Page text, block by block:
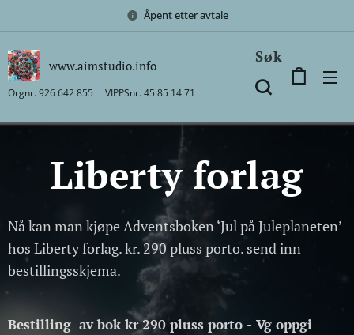
Åpent etter avtale
www.aimstudio.info
Orgnr. 926 642 855 VIPPSnr. 45 85 14 71
Søk
Liberty forlag
Nå kan man kjøpe Adventsboken ‘Jul på Juleplaneten’
hos Liberty forlag. kr. 290 pluss porto. send inn
bestillingsskjema.
Bestilling av bok kr 290 pluss porto - Vg oppgi